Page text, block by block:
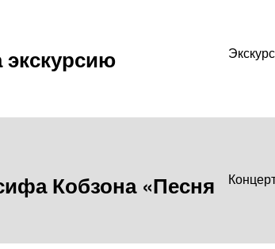
экскурсию
Кобзона «Песня